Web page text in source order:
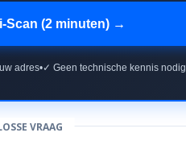
Scan (2 minuten) →
adres•✓ Geen technische kennis nodig
VRAAG